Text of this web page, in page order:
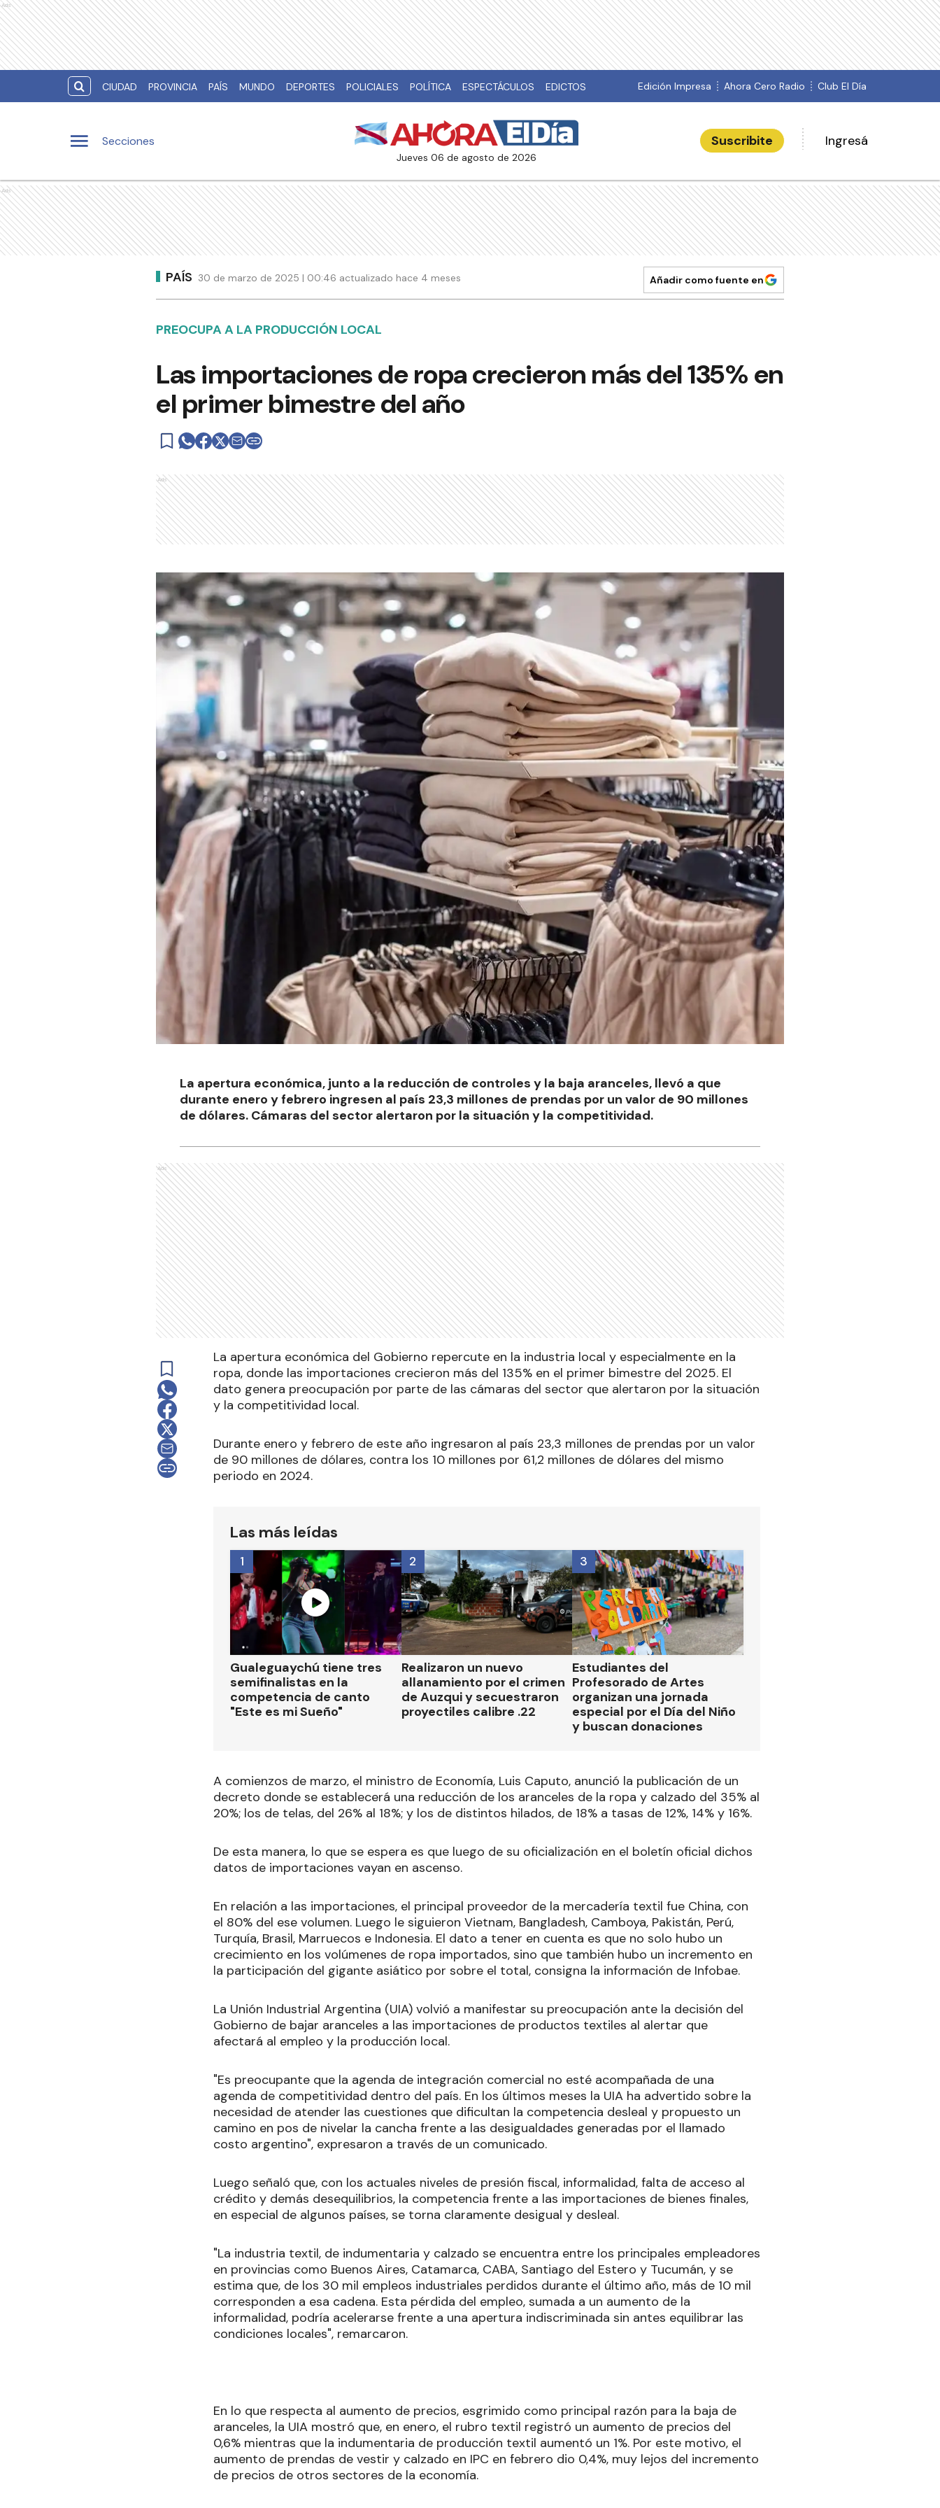
Ads
CIUDAD PROVINCIA PAÍS MUNDO DEPORTES POLICIALES POLÍTICA ESPECTÁCULOS EDICTOS Edición Impresa Ahora Cero Radio Club El Día
Secciones
jueves 06 de agosto de 2026
Suscribite Ingresá
Ads
PAÍS 30 de marzo de 2025 | 00:46 actualizado hace 4 meses Añadir como fuente en
PREOCUPA A LA PRODUCCIÓN LOCAL
Las importaciones de ropa crecieron más del 135% en
el primer bimestre del año
Ads
La apertura económica, junto a la reducción de controles y la baja aranceles, llevó a que
durante enero y febrero ingresen al país 23,3 millones de prendas por un valor de 90 millones
de dólares. Cámaras del sector alertaron por la situación y la competitividad.
Ads
La apertura económica del Gobierno repercute en la industria local y especialmente en la
ropa, donde las importaciones crecieron más del 135% en el primer bimestre del 2025. El
dato genera preocupación por parte de las cámaras del sector que alertaron por la situación
y la competitividad local.
Durante enero y febrero de este año ingresaron al país 23,3 millones de prendas por un valor
de 90 millones de dólares, contra los 10 millones por 61,2 millones de dólares del mismo
periodo en 2024.
Las más leídas
Gualeguaychú tiene tres
semifinalistas en la
competencia de canto
"Este es mi Sueño"
1
Realizaron un nuevo
allanamiento por el crimen
de Auzqui y secuestraron
proyectiles calibre .22
2
Estudiantes del
Profesorado de Artes
organizan una jornada
especial por el Día del Niño
y buscan donaciones
3
A comienzos de marzo, el ministro de Economía, Luis Caputo, anunció la publicación de un
decreto donde se establecerá una reducción de los aranceles de la ropa y calzado del 35% al
20%; los de telas, del 26% al 18%; y los de distintos hilados, de 18% a tasas de 12%, 14% y 16%.
De esta manera, lo que se espera es que luego de su oficialización en el boletín oficial dichos
datos de importaciones vayan en ascenso.
En relación a las importaciones, el principal proveedor de la mercadería textil fue China, con
el 80% del ese volumen. Luego le siguieron Vietnam, Bangladesh, Camboya, Pakistán, Perú,
Turquía, Brasil, Marruecos e Indonesia. El dato a tener en cuenta es que no solo hubo un
crecimiento en los volúmenes de ropa importados, sino que también hubo un incremento en
la participación del gigante asiático por sobre el total, consigna la información de Infobae.
La Unión Industrial Argentina (UIA) volvió a manifestar su preocupación ante la decisión del
Gobierno de bajar aranceles a las importaciones de productos textiles al alertar que
afectará al empleo y la producción local.
"Es preocupante que la agenda de integración comercial no esté acompañada de una
agenda de competitividad dentro del país. En los últimos meses la UIA ha advertido sobre la
necesidad de atender las cuestiones que dificultan la competencia desleal y propuesto un
camino en pos de nivelar la cancha frente a las desigualdades generadas por el llamado
costo argentino", expresaron a través de un comunicado.
Luego señaló que, con los actuales niveles de presión fiscal, informalidad, falta de acceso al
crédito y demás desequilibrios, la competencia frente a las importaciones de bienes finales,
en especial de algunos países, se torna claramente desigual y desleal.
"La industria textil, de indumentaria y calzado se encuentra entre los principales empleadores
en provincias como Buenos Aires, Catamarca, CABA, Santiago del Estero y Tucumán, y se
estima que, de los 30 mil empleos industriales perdidos durante el último año, más de 10 mil
corresponden a esa cadena. Esta pérdida del empleo, sumada a un aumento de la
informalidad, podría acelerarse frente a una apertura indiscriminada sin antes equilibrar las
condiciones locales", remarcaron.
En lo que respecta al aumento de precios, esgrimido como principal razón para la baja de
aranceles, la UIA mostró que, en enero, el rubro textil registró un aumento de precios del
0,6% mientras que la indumentaria de producción textil aumentó un 1%. Por este motivo, el
aumento de prendas de vestir y calzado en IPC en febrero dio 0,4%, muy lejos del incremento
de precios de otros sectores de la economía.